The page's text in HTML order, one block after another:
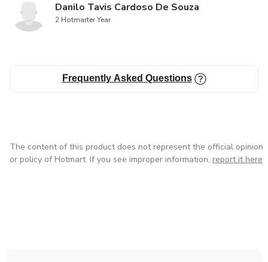
Danilo Tavis Cardoso De Souza
2 Hotmarter Year
Frequently Asked Questions
The content of this product does not represent the official opinion
or policy of Hotmart. If you see improper information, report it here